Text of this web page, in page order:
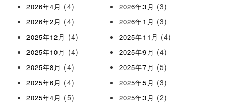
2026年4月 (4) 2026年3月 (3)
2026年2月 (4) 2026年1月 (3)
2025年12月 (4) 2025年11月 (4)
2025年10月 (4) 2025年9月 (4)
2025年8月 (4) 2025年7月 (5)
2025年6月 (4) 2025年5月 (3)
2025年4月 (5) 2025年3月 (2)